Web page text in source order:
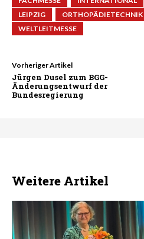
LEIPZIG
ORTHOPÄDIETECHNIK
WELTLEITMESSE
Vorheriger Artikel
Jürgen Dusel zum BGG-
Änderungsentwurf der
Bundesregierung
Weitere Artikel